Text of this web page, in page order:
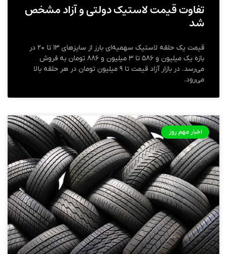
تفاوت قیمت لاستیک دولتی و آزاد مشخص
شد
قیمت یک حلقه لاستیک سهمیه‌ای بارز از سایزهای ۱۳ تا ۲۰ در
بازه یک میلیون و ۵۸۶ تا ۳ میلیون و ۸۸۶ تومان به فروش
می‌رسد. در بازار آزاد قیمت تا ۹ میلیون تومان در هر حلقه بالا
می‌رود.
اخبار مهم روز